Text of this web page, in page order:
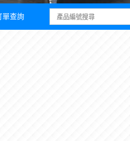
單查詢